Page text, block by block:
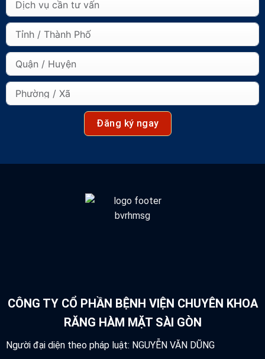
Đăng ký ngay
CÔNG TY CỔ PHẦN BỆNH VIỆN CHUYÊN KHOA
RĂNG HÀM MẶT SÀI GÒN
Người đại diện theo pháp luật: NGUYỄN VĂN DŨNG